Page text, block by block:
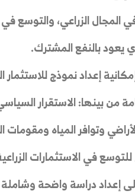
المجال الزراعي، والتوسع
يعود بالنفع المشترك.
إعداد نموذج للاستثمار
من بينها: الاستقرار
وتوافر المياه ومقومات
في الاستثمارات
إعداد دراسة واضحة